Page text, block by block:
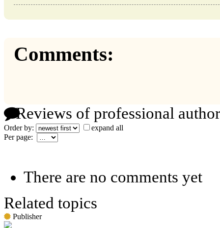
Comments:
Reviews of professional
Order by:
expand all
Per page:
There are no comments yet
Related topics
Publisher